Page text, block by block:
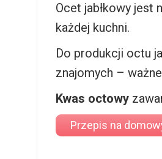
Ocet jabłkowy jest
każdej kuchni.
Do produkcji octu
znajomych –
Kwas octowy
Przepis na